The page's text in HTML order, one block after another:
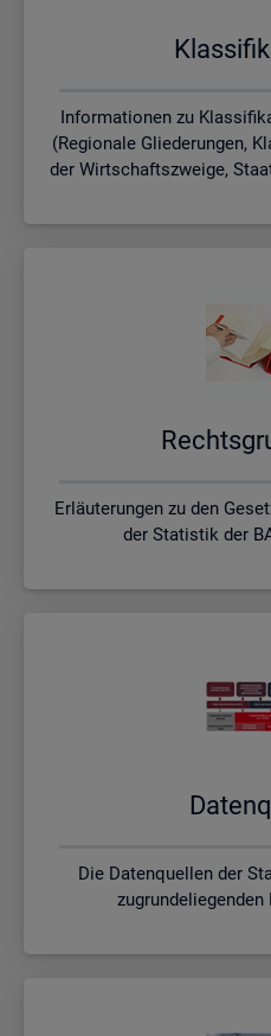
Informationen zu
(Regionale Gliederungen,
der Wirtschaftszweige,
Erläuterungen zu den
der Statistik der
Die Datenquellen der
zugrundeliegenden